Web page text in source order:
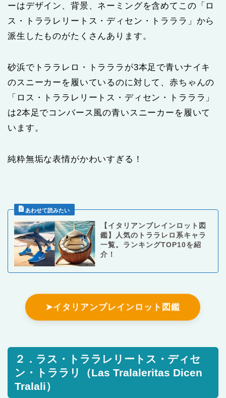
ーはデザイン、背景、ネーミングを含めてこの「ロ
ス・トララレリートス・ディセン・トラララ」から
派生したものがたくさんあります。
砂浜でトララレロ・トラララが3本足で青いナイキ
のスニーカーを履いているのに対して、赤ちゃんの
「ロス・トララレリートス・ディセン・トラララ」
は2本足でコンバース風の青いスニーカーを履いて
います。
純粋無垢な表情がかわいすぎる！
【イタリアンブレインロット図
鑑】人気のトララレロ系キャラ
一覧。ランキングTOP10を紹
介！
➤イタリアンブレインロット図鑑
２．ラス・トララレリートス・ディセ
ン・トララリ（Las Tralaleritas Dicen
Tralali）